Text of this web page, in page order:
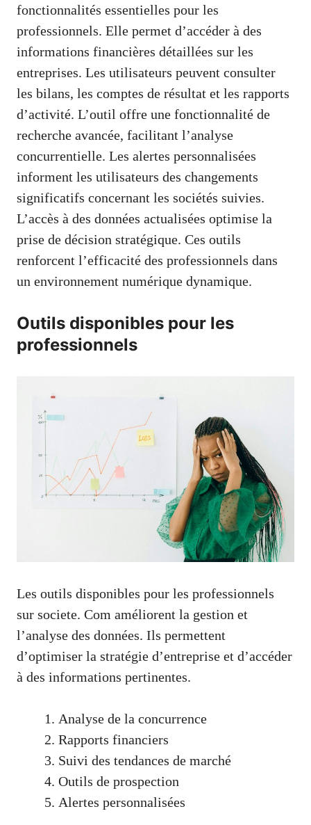
fonctionnalités essentielles pour les
professionnels. Elle permet d’accéder à des
informations financières détaillées sur les
entreprises. Les utilisateurs peuvent consulter
les bilans, les comptes de résultat et les rapports
d’activité. L’outil offre une fonctionnalité de
recherche avancée, facilitant l’analyse
concurrentielle. Les alertes personnalisées
informent les utilisateurs des changements
significatifs concernant les sociétés suivies.
L’accès à des données actualisées optimise la
prise de décision stratégique. Ces outils
renforcent l’efficacité des professionnels dans
un environnement numérique dynamique.
Outils disponibles pour les
professionnels
Les outils disponibles pour les professionnels
sur societe. Com améliorent la gestion et
l’analyse des données. Ils permettent
d’optimiser la stratégie d’entreprise et d’accéder
à des informations pertinentes.
Analyse de la concurrence
Rapports financiers
Suivi des tendances de marché
Outils de prospection
Alertes personnalisées